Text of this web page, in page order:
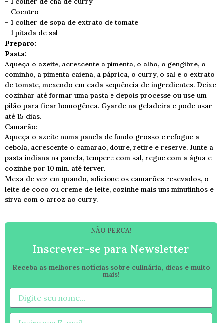
– Coentro
– 1 colher de sopa de extrato de tomate
– 1 pitada de sal
Preparo:
Pasta:
Aqueça o azeite, acrescente a pimenta, o alho, o gengibre, o
cominho, a pimenta caiena, a páprica, o curry, o sal e o extrato
de tomate, mexendo em cada sequência de ingredientes. Deixe
cozinhar até formar uma pasta e depois processe ou use um
pilão para ficar homogênea. Gyarde na geladeira e pode usar
até 15 dias.
Camarão:
Aqueça o azeite numa panela de fundo grosso e refogue a
cebola, acrescente o camarão, doure, retire e reserve. Junte a
pasta indiana na panela, tempere com sal, regue com a água e
cozinhe por 10 min. até ferver.
Mexa de vez em quando, adicione os camarões resevados, o
leite de coco ou creme de leite, cozinhe mais uns minutinhos e
sirva com o arroz ao curry.
NÃO PERCA!
Inscrever-se para Newsletter
Receba as melhores notícias sobre culinária, dicas e muito
mais!